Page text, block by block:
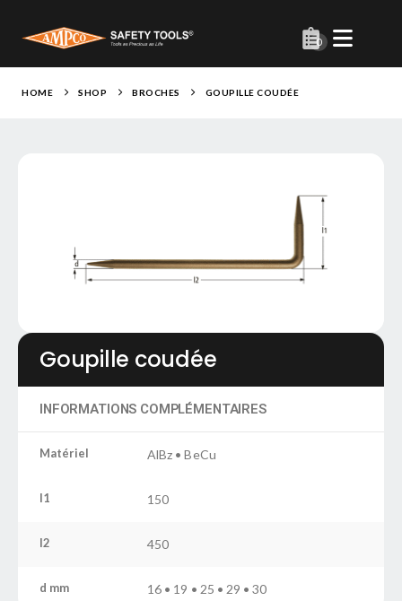
0
HOME SHOP BROCHES GOUPILLE COUDÉE
Goupille coudée
INFORMATIONS COMPLÉMENTAIRES
Matériel AlBz • BeCu
l1 150
l2 450
d mm 16 • 19 • 25 • 29 • 30